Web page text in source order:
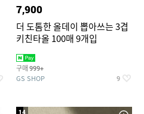
7,900
더 도톰한 올데이 뽑아쓰는 3겹
키친타올 100매 9개입
구매 999+
GS SHOP 9
14